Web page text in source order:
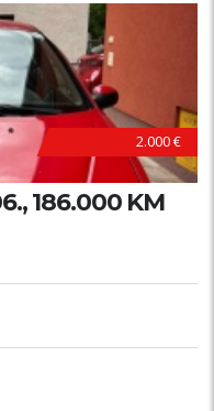
2.000 €
186.000 KM